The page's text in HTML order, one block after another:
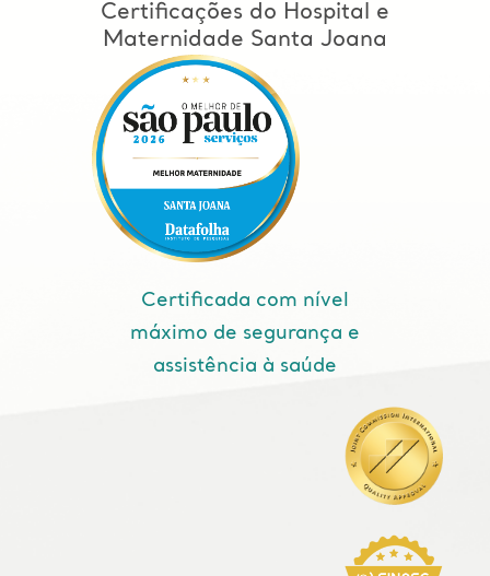
Certificações do Hospital e
Maternidade Santa Joana
Certificada com nível
máximo de segurança e
assistência à saúde